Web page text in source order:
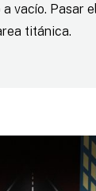
vacío. Pasar
titánica.